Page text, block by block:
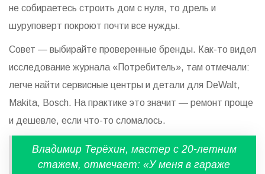
не собираетесь строить дом с нуля, то дрель и
шуруповерт покроют почти все нужды.
Совет — выбирайте проверенные бренды. Как-то видел
исследование журнала «Потребитель», там отмечали:
легче найти сервисные центры и детали для DeWalt,
Makita, Bosch. На практике это значит — ремонт проще
и дешевле, если что-то сломалось.
Владимир Терёхин, мастер с 20-летним
стажем, отмечает: «У меня в гараже